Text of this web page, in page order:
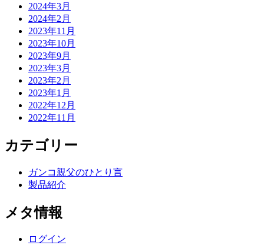
2024年3月
2024年2月
2023年11月
2023年10月
2023年9月
2023年3月
2023年2月
2023年1月
2022年12月
2022年11月
カテゴリー
ガンコ親父のひとり言
製品紹介
メタ情報
ログイン